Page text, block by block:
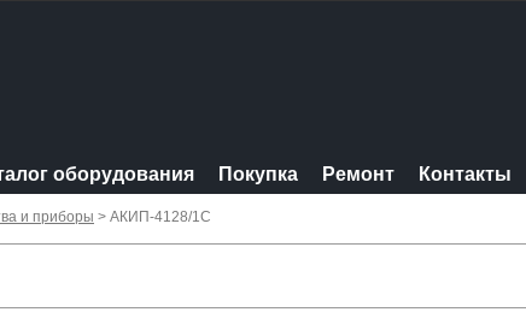
оборудования Покупка Ремонт Контакты
и приборы > АКИП-4128/1С